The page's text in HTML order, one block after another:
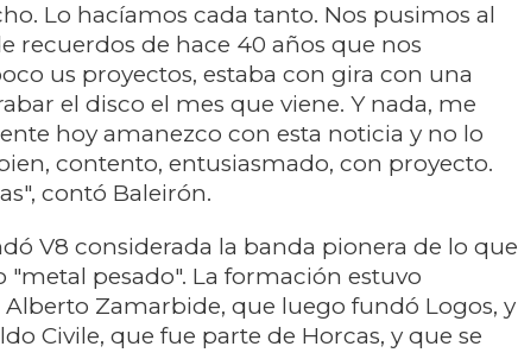
Lo hacíamos cada tanto. Nos pusimos al
recuerdos de hace 40 años que nos
us proyectos, estaba con gira con una
el disco el mes que viene. Y nada, me
hoy amanezco con esta noticia y no lo
contento, entusiasmado, con proyecto.
contó Baleirón.
V8 considerada la banda pionera de lo que
pesado". La formación estuvo
Zamarbide, que luego fundó Logos, y
Civile, que fue parte de Horcas, y que se